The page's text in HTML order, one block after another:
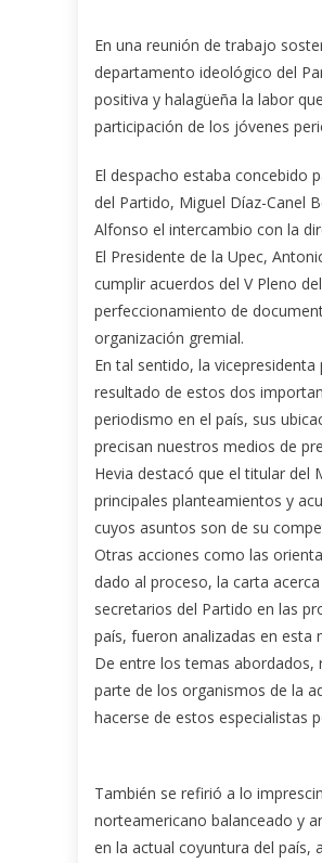
En una reunión de trabajo
departamento ideológico del
positiva y halagüeña la labor
participación de los jóvenes
El despacho estaba concebido
del Partido, Miguel Díaz-Canel
Alfonso el intercambio con la
El Presidente de la Upec,
cumplir acuerdos del V Pleno
perfeccionamiento de
organización gremial.
En tal sentido, la
resultado de estos dos
periodismo en el país, sus
precisan nuestros medios de
Hevia destacó que el titular del
principales planteamientos y
cuyos asuntos son de su
Otras acciones como las
dado al proceso, la carta
secretarios del Partido en las
país, fueron analizadas en esta
De entre los temas abordados,
parte de los organismos de la
hacerse de estos especialistas
También se refirió a lo
norteamericano balanceado y
en la actual coyuntura del país,